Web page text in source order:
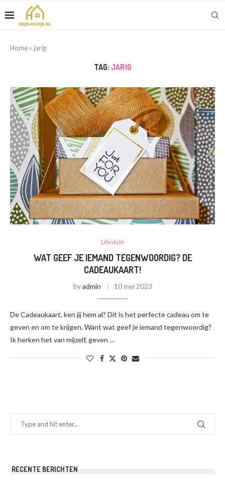
Home » jarig
TAG: JARIG
Lifestyle
WAT GEEF JE IEMAND TEGENWOORDIG? DE
CADEAUKAART!
byadmin 10 mei 2023
De Cadeaukaart, ken jij hem al? Dit is het perfecte cadeau om te
geven en om te krijgen. Want wat geef je iemand tegenwoordig?
Ik herken het van mijzelf, geven …
RECENTE BERICHTEN